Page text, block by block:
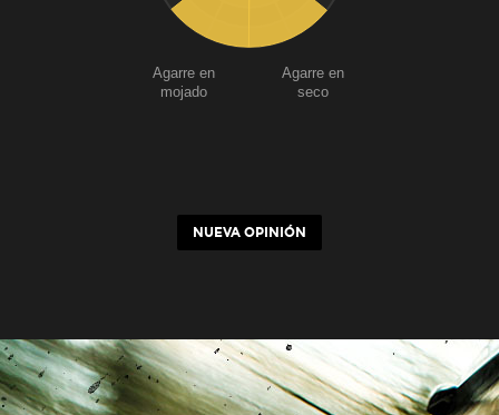
Agarre en
seco
Agarre en
mojado
NUEVA OPINIÓN